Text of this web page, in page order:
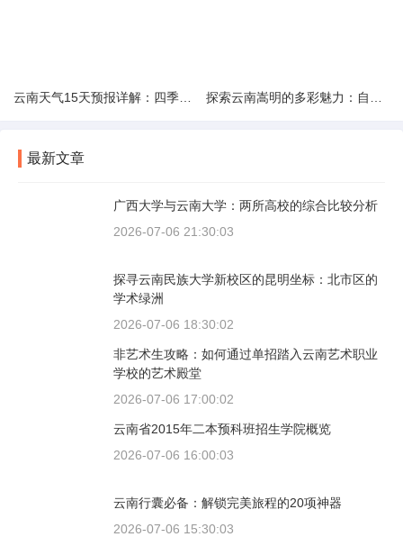
最新文章
广西大学与云南大学：两所高校的综合比较分析
2026-07-06 21:30:03
探寻云南民族大学新校区的昆明坐标：北市区的
学术绿洲
2026-07-06 18:30:02
非艺术生攻略：如何通过单招踏入云南艺术职业
学校的艺术殿堂
2026-07-06 17:00:02
云南省2015年二本预科班招生学院概览
2026-07-06 16:00:03
云南行囊必备：解锁完美旅程的20项神器
2026-07-06 15:30:03